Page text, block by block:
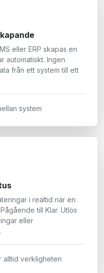
eller ERP skapas en
automatiskt. Ingen
från ett system till ett
system
i realtid när en
till Klar. Utlös
eller
alltid verkligheten